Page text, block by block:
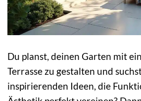
Du planst, deinen Garten mit
Terrasse zu gestalten und
inspirierenden Ideen, die